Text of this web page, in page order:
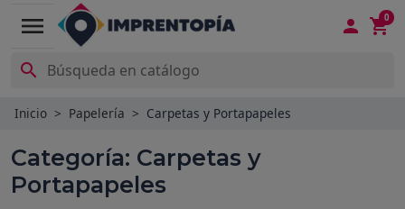
menu  
0

Inicio Papelería Carpetas y Portapapeles
Categoría: Carpetas y
Portapapeles